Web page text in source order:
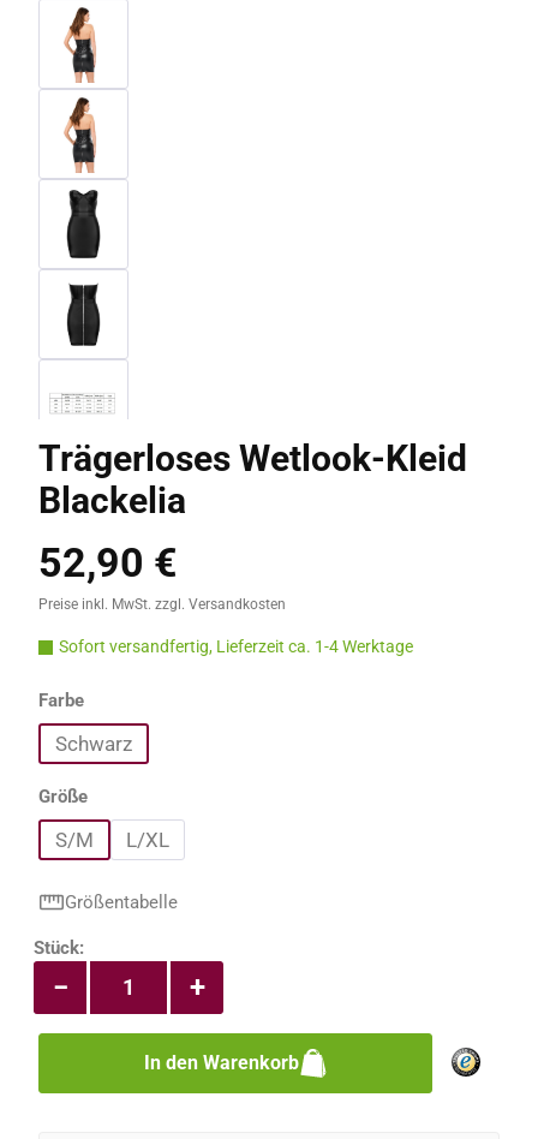
Trägerloses Wetlook-Kleid
Blackelia
Regulärer Preis:
52,90 €
Preise inkl. MwSt. zzgl. Versandkosten
Sofort versandfertig, Lieferzeit ca. 1-4 Werktage
Farbeauswählen
Schwarz
Größeauswählen
S/M L/XL
Größentabelle
Produkt Anzahl: Gib den gewünschten
Stück:
+
−
In den Warenkorb